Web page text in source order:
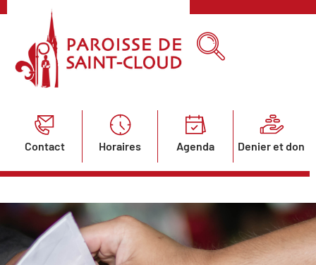
Contact Horaires Agenda Denier et don